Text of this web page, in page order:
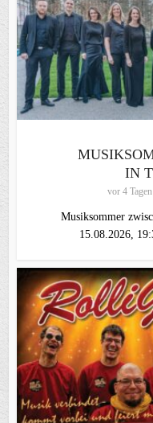
IN
vor 4 Tagen
Musiksommer
15.08.2026,